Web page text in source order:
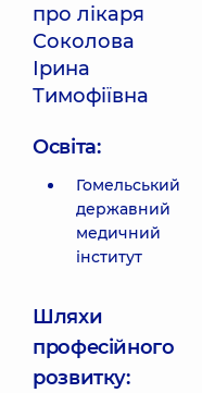
про лікаря
Соколова
Ірина
Тимофіївна
Освіта:
Гомельський
державний
медичний
інститут
Шляхи
професійного
розвитку: